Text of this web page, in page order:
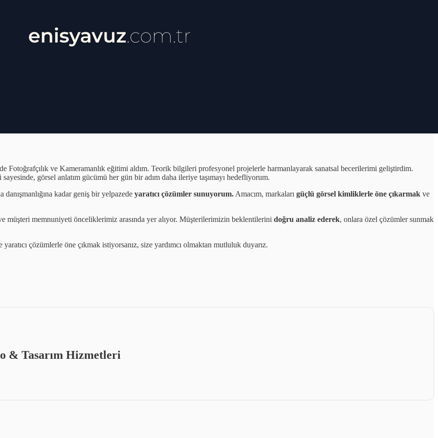
ve Kameramanlık eğitimi aldım. Teorik bilgileri profesyonel projelerle harmanlayarak sanatsal becerilerimi geliştirdim.
görsel anlatım gücümü her gün bir adım daha ileriye taşımayı hedefliyorum.
kadar geniş bir yelpazede yaratıcı çözümler sunuyorum. Amacım, markaları güçlü görsel kimliklerle öne çıkarmak ve
müşteri memnuniyeti önceliklerimiz arasında yer alıyor. Müşterilerimizin beklentilerini doğru analiz ederek, onlara özel çözümler sunmak
çözümlerle öne çıkmak istiyorsanız, size yardımcı olmaktan mutluluk duyarız.
& Tasarım Hizmetleri